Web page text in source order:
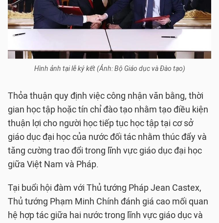
Hình ảnh tại lễ ký kết (Ảnh: Bộ Giáo dục và Đào tạo)
Thỏa thuận quy định việc công nhận văn bằng, thời
gian học tập hoặc tín chỉ đào tạo nhằm tạo điều kiện
thuận lợi cho người học tiếp tục học tập tại cơ sở
giáo dục đại học của nước đối tác nhằm thúc đẩy và
tăng cường trao đổi trong lĩnh vực giáo dục đại học
giữa Việt Nam và Pháp.
Tại buổi hội đàm với Thủ tướng Pháp Jean Castex,
Thủ tướng Phạm Minh Chính đánh giá cao mối quan
hệ hợp tác giữa hai nước trong lĩnh vực giáo dục và